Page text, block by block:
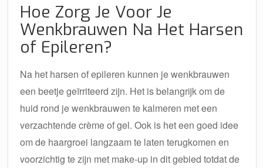
Hoe Zorg Je Voor Je
Wenkbrauwen Na Het Harsen
of Epileren?
Na het harsen of epileren kunnen je wenkbrauwen
een beetje geïrriteerd zijn. Het is belangrijk om de
huid rond je wenkbrauwen te kalmeren met een
verzachtende crème of gel. Ook is het een goed idee
om de haargroei langzaam te laten terugkomen en
voorzichtig te zijn met make-up in dit gebied totdat de